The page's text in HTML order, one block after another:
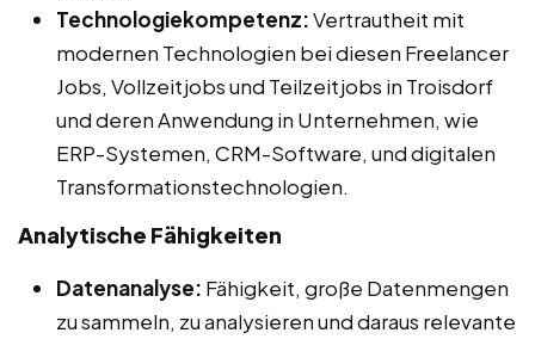
Technologiekompetenz:Vertrautheit mit
modernen Technologien bei diesen Freelancer
Jobs, Vollzeitjobs und Teilzeitjobs in Troisdorf
und deren Anwendung in Unternehmen, wie
ERP-Systemen, CRM-Software, und digitalen
Transformationstechnologien.
Analytische Fähigkeiten
Datenanalyse: Fähigkeit, große Datenmengen
zu sammeln, zu analysieren und daraus relevante